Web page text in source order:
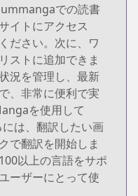
での読書
イトにアクセス
ださい。次に、ワ
ストに追加できま
況を管理し、最新
、非常に便利で実
を使用して
は、翻訳したい画
で翻訳を開始しま
以上の言語をサポ
ーザーにとって使